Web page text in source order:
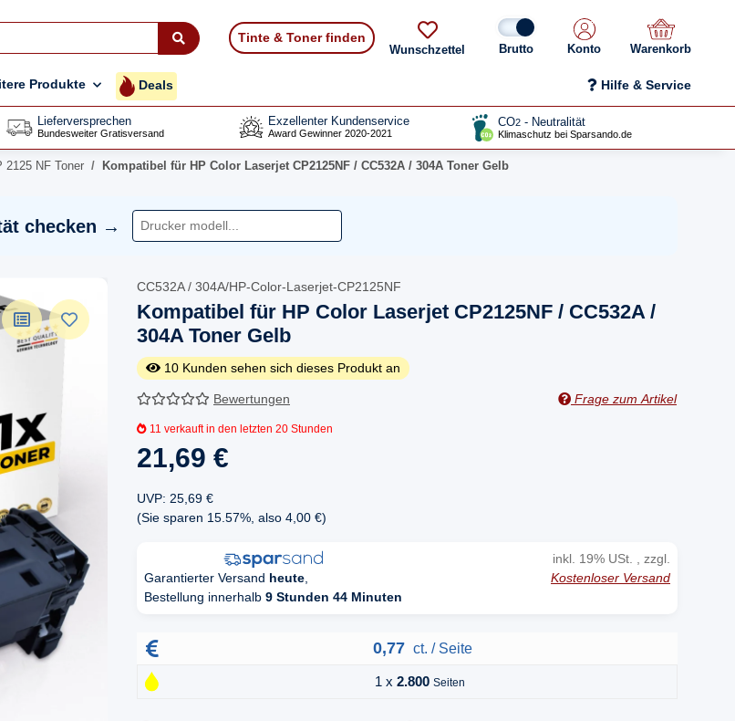
Tinte & Toner finden
Wunschzettel Konto Warenkorb
Produkte Deals Hilfe & Service
Lieferversprechen
Bundesweiter Gratisversand
Exzellenter Kundenservice
Award Gewinner 2020-2021
CO2 - Neutralität
Klimaschutz bei Sparsando.de
2125 NF Toner Kompatibel für HP Color Laserjet CP2125NF / CC532A / 304A Toner Gelb
checken →
CC532A / 304A/HP-Color-Laserjet-CP2125NF
Kompatibel für HP Color Laserjet CP2125NF / CC532A /
304A Toner Gelb
10 Kunden sehen sich dieses Produkt an
Bewertungen Frage zum Artikel
11 verkauft in den letzten 20 Stunden
21,69 €
UVP: 25,69 €
(Sie sparen 15.57% , also 4,00 €)
Garantierter Versand heute,
Bestellung innerhalb 9 Stunden 44 Minuten
inkl. 19% USt. , zzgl.
Kostenloser Versand
0,77 ct. / Seite
1 x 2.800 Seiten